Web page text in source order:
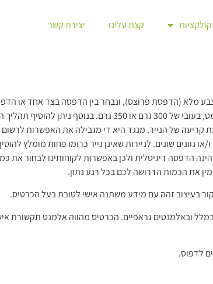
קולקציות קצת עלינו יצירת קשר
מלא (הדפסת פרוצס), ונבחר בין הדפסה בצד אחד או
צדדית. גודל הכרטיס הינו בד"כ 5/9 ס"מ, ניתן כמובן להתאימו לדרישת הלקוח. הנייר המקובל להדפסה הינו נייר כרומו מט, בעובי של 300 גרם
קריעה של הנייר. מנגד היא די מגבילה את האפשרות
גוונים שונים. לניירות שאינן נייר כרומו פחות מומלץ
הדפסה דיגיטלית ולכן באפשרות לקוחותינו לבחור את
בעיצוב זהה עם מידע משתנה אישי לטובת בעל הכרטיס.
ובאלמנטים גראפיים. הכרטיס מהווה אלמנט תקשורת
לדפוס.